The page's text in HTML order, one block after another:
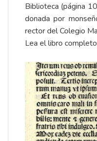
Biblioteca (página
donada por
rector del Colegio
Lea ellibro completo